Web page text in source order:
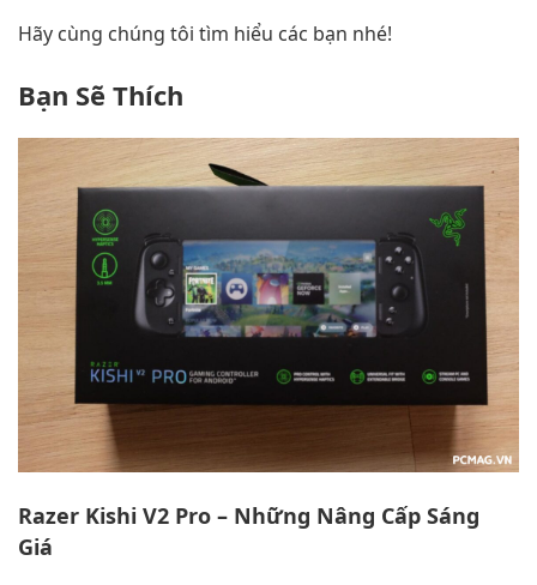
Hãy cùng chúng tôi tìm hiểu các bạn nhé!
Bạn Sẽ Thích
Razer Kishi V2 Pro – Những Nâng Cấp Sáng
Giá